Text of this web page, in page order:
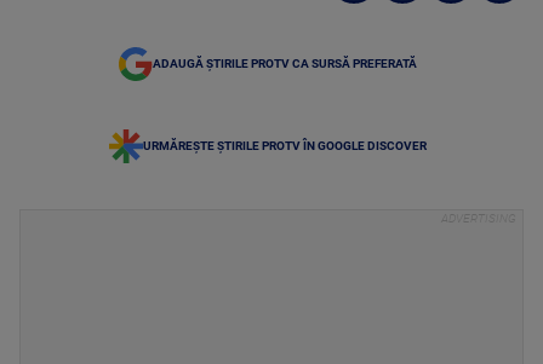
ADAUGĂ ȘTIRILE PROTV CA SURSĂ PREFERATĂ
URMĂREȘTE ȘTIRILE PROTV ÎN GOOGLE DISCOVER